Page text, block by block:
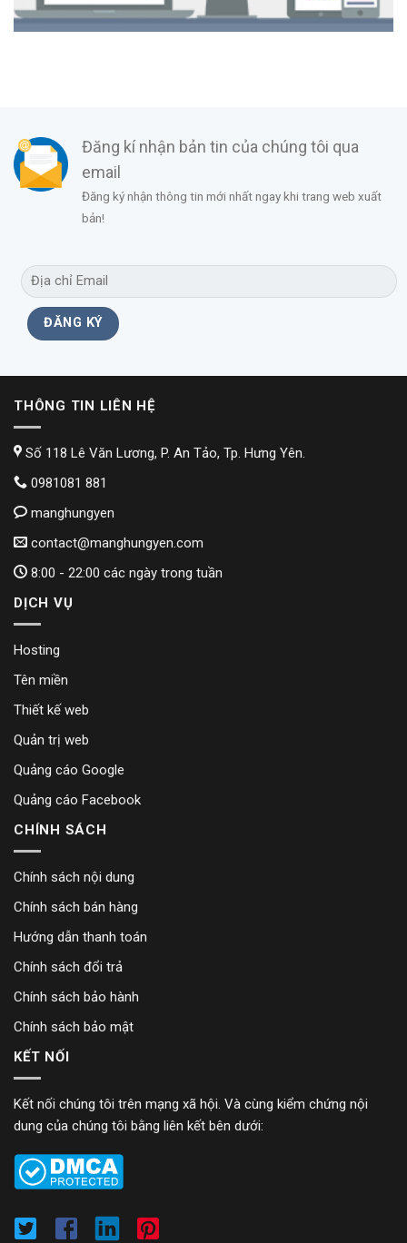
Đăng kí nhận bản tin của chúng tôi qua
email
Đăng ký nhận thông tin mới nhất ngay khi trang web xuất
bản!
THÔNG TIN LIÊN HỆ
Số 118 Lê Văn Lương, P. An Tảo, Tp. Hưng Yên.
0981081 881
manghungyen
contact@manghungyen.com
8:00 - 22:00 các ngày trong tuần
DỊCH VỤ
Hosting
Tên miền
Thiết kế web
Quản trị web
Quảng cáo Google
Quảng cáo Facebook
CHÍNH SÁCH
Chính sách nội dung
Chính sách bán hàng
Hướng dẫn thanh toán
Chính sách đổi trả
Chính sách bảo hành
Chính sách bảo mật
KẾT NỐI
Kết nối chúng tôi trên mạng xã hội. Và cùng kiểm chứng nội
dung của chúng tôi bằng liên kết bên dưới: